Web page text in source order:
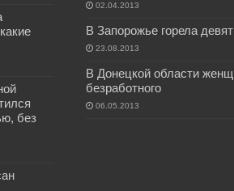
без
02.04.2013
В Запорожье горела
23.08.2013
В Донецкой области
безработного
06.05.2013